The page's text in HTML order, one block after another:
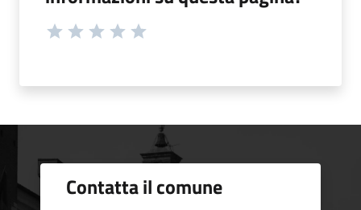
Contatta il comune